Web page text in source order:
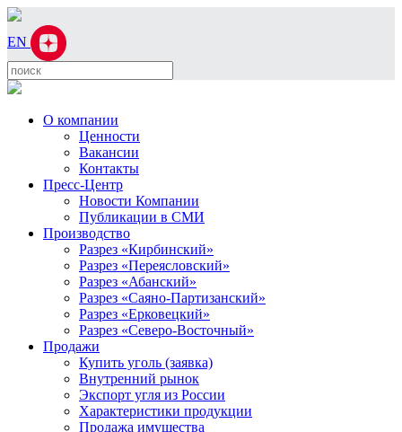
EN
О компании
Ценности
Вакансии
Контакты
Пресс-Центр
Новости Компании
Публикации в СМИ
Производство
Разрез «Кирбинский»
Разрез «Переясловский»
Разрез «Абанский»
Разрез «Саяно-Партизанский»
Разрез «Ерковецкий»
Разрез «Северо-Восточный»
Продажи
Купить уголь (заявка)
Внутренний рынок
Экспорт угля из России
Характеристики продукции
Продажа имущества